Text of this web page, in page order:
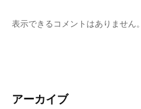
表示できるコメントはありません。
アーカイブ